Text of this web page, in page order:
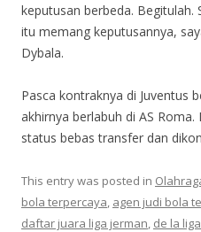
keputusan berbeda. Begitulah.
itu memang keputusannya,
Dybala.
Pasca kontraknya di Juventus
akhirnya berlabuh di AS
status bebas transfer dan
This entry was posted in
bola terpercaya, agen judi bola
daftar juara liga jerman, de la